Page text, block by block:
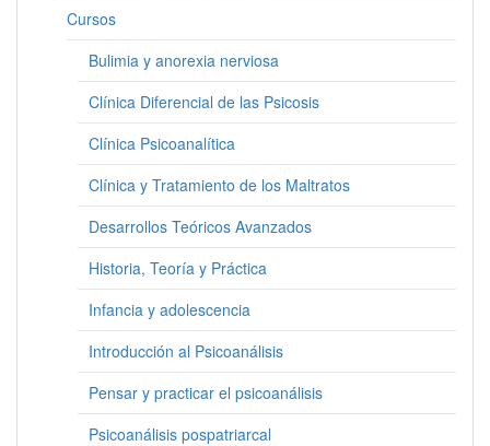
Cursos
Bulimia y anorexia nerviosa
Clínica Diferencial de las Psicosis
Clínica Psicoanalítica
Clínica y Tratamiento de los Maltratos
Desarrollos Teóricos Avanzados
Historia, Teoría y Práctica
Infancia y adolescencia
Introducción al Psicoanálisis
Pensar y practicar el psicoanálisis
Psicoanálisis pospatriarcal